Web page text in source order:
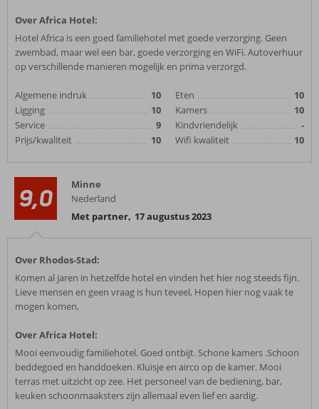
Over Africa Hotel:
Hotel Africa is een goed familiehotel met goede verzorging. Geen
zwembad, maar wel een bar, goede verzorging en WiFi. Autoverhuur
op verschillende manieren mogelijk en prima verzorgd.
Algemene indruk
10
Ligging
10
Service
9
Prijs/kwaliteit
10
Eten
10
Kamers
10
Kindvriendelijk
-
Wifi kwaliteit
10
9,0
Minne
Nederland
Met partner, 17 augustus 2023
Over Rhodos-Stad:
Komen al jaren in hetzelfde hotel en vinden het hier nog steeds fijn.
Lieve mensen en geen vraag is hun teveel, Hopen hier nog vaak te
mogen komen,
Over Africa Hotel:
Mooi eenvoudig familiehotel. Goed ontbijt. Schone kamers .Schoon
beddegoed en handdoeken. Kluisje en airco op de kamer. Mooi
terras met uitzicht op zee. Het personeel van de bediening, bar,
keuken schoonmaaksters zijn allemaal even lief en aardig.